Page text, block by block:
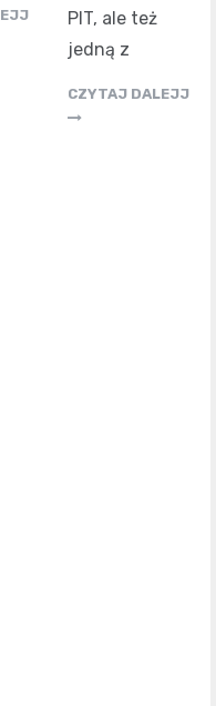
PIT, ale też
jedną z
CZYTAJ DALEJJ